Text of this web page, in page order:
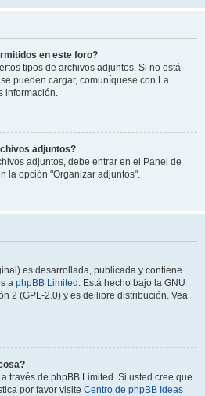
en este foro?
tipos de archivos adjuntos. Si no está
pueden cargar, comuníquese con La
información.
adjuntos?
adjuntos, debe entrar en el Panel de
la opción "Organizar adjuntos".
es desarrollada, publicada y contiene
a phpBB Limited . Está hecho bajo la GNU
2 (GPL-2.0) y es de libre distribución. Vea
través de phpBB Limited. Si usted cree que
por favor visite Centro de phpBB Ideas